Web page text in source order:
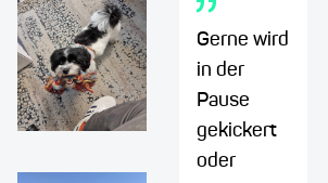
Gerne wird
in der
Pause
gekickert
oder